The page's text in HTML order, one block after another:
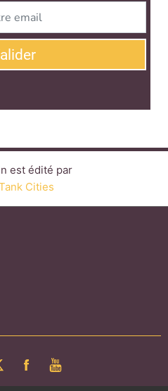
est édité par
Cities
FACEBOOK
YOUTUBE